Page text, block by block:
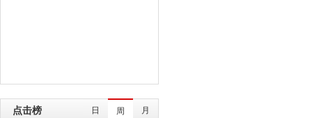
点击榜 日 周 月